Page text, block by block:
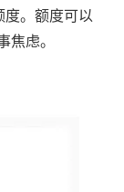
。额度可以
虑。